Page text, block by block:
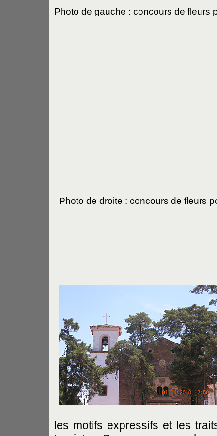
Photo de gauche : concours de fleurs
Photo de droite : concours de fleurs
les motifs expressifs et les